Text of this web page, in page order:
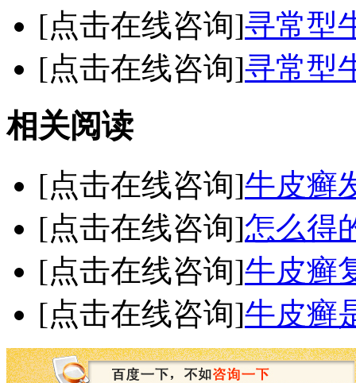
[点击在线咨询]寻常型
[点击在线咨询]寻常型
相关阅读
[点击在线咨询]牛皮癣
[点击在线咨询]怎么得
[点击在线咨询]牛皮癣
[点击在线咨询]牛皮癣